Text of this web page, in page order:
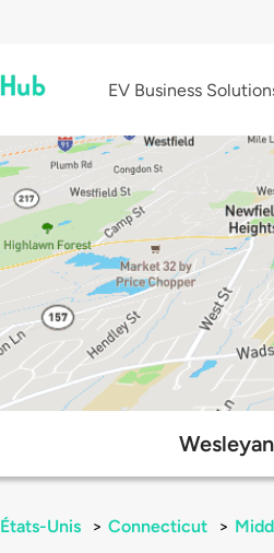
EV Business
États-Unis > Connecticut >